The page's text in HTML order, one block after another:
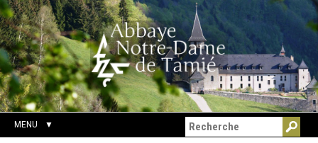
Aller
au
contenu.
|
Aller
à
la
navigation
Outils
personnels
Chercher par
Recherche
avancée…
MENU